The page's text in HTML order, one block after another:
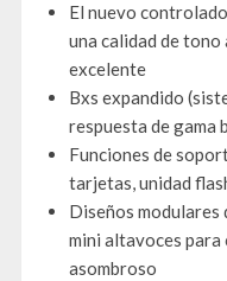
El nuevo
una calidad de
excelente
Bxs expandido
respuesta de gama
Funciones de
tarjetas, unidad
Diseños modulares
mini altavoces
asombroso